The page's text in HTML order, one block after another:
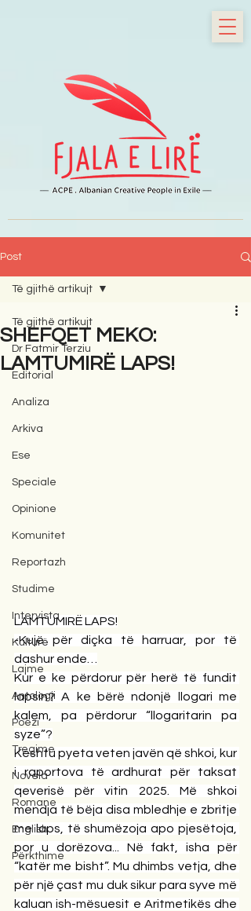
Post
Të gjithë artikujt
Dr Fatmir Terziu
Editorial
Analiza
Arkiva
Ese
Speciale
Opinione
Komunitet
Reportazh
Studime
Intervista
Kulturë
Lajme
Antologji
Poezi
Tregime
Novela
Romane
English
Përkthime
Të gjithë artikujt
SHEFQET MEKO:
LAMTUMIRË LAPS!
LAMTUMIRË LAPS!
-Kujë për diçka të harruar, por të
dashur ende…
Kur e ke përdorur për herë të fundit
lapsin? A ke bërë ndonjë llogari me
kalem, pa përdorur “llogaritarin pa
syze”?
Kështu pyeta veten javën që shkoi, kur
i raportova të ardhurat për taksat
qeverisë për vitin 2025. Më shkoi
mendja të bëja disa mbledhje e zbritje
me laps, të shumëzoja apo pjesëtoja,
por u dorëzova... Në fakt, isha për
“katër me bisht”. Mu dhimbs vetja, dhe
për një çast mu duk sikur para syve më
kaluan ish-mësuesit e Aritmetikës dhe